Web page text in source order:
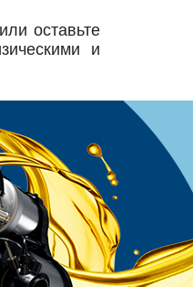
или оставьте
и